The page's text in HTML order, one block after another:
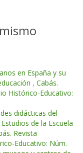
en España y su
, Cabás.
Histórico-Educativo:
didácticas del
de la Escuela
Revista
Educativo: Núm.